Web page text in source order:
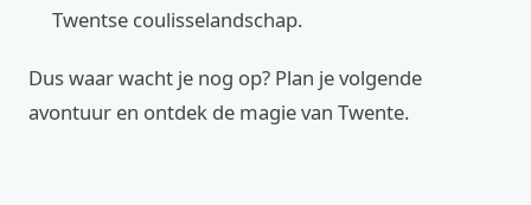
Twentse coulisselandschap.
Dus waar wacht je nog op? Plan je volgende
avontuur en ontdek de magie van Twente.